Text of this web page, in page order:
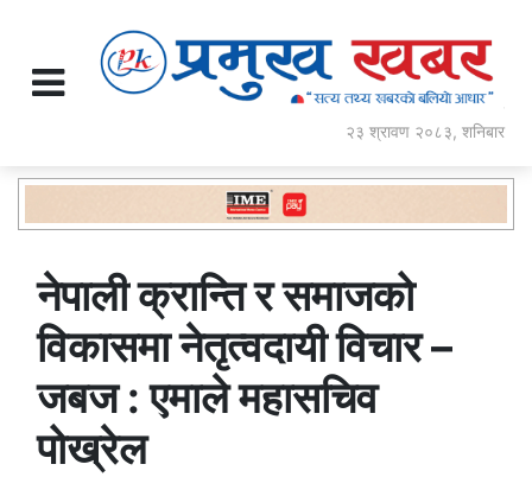
२३ श्रावण २०८३, शनिबार
नेपाली क्रान्ति र समाजको
विकासमा नेतृत्वदायी विचार –
जबज : एमाले महासचिव
पोख्रेल